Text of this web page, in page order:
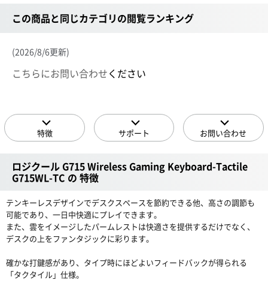
この商品と同じカテゴリの閲覧ランキング
(2026/8/6更新)
こちらにお問い合わせください
特徴 サポート お問い合わせ
ロジクール G715 Wireless Gaming Keyboard-Tactile
G715WL-TC の 特徴
テンキーレスデザインでデスクスペースを節約できる他、高さの調節も
可能であり、一日中快適にプレイできます。
また、雲をイメージしたパームレストは快適さを提供するだけでなく、
デスクの上をファンタジックに彩ります。
確かな打鍵感があり、タイプ時にほどよいフィードバックが得られる
「タクタイル」仕様。